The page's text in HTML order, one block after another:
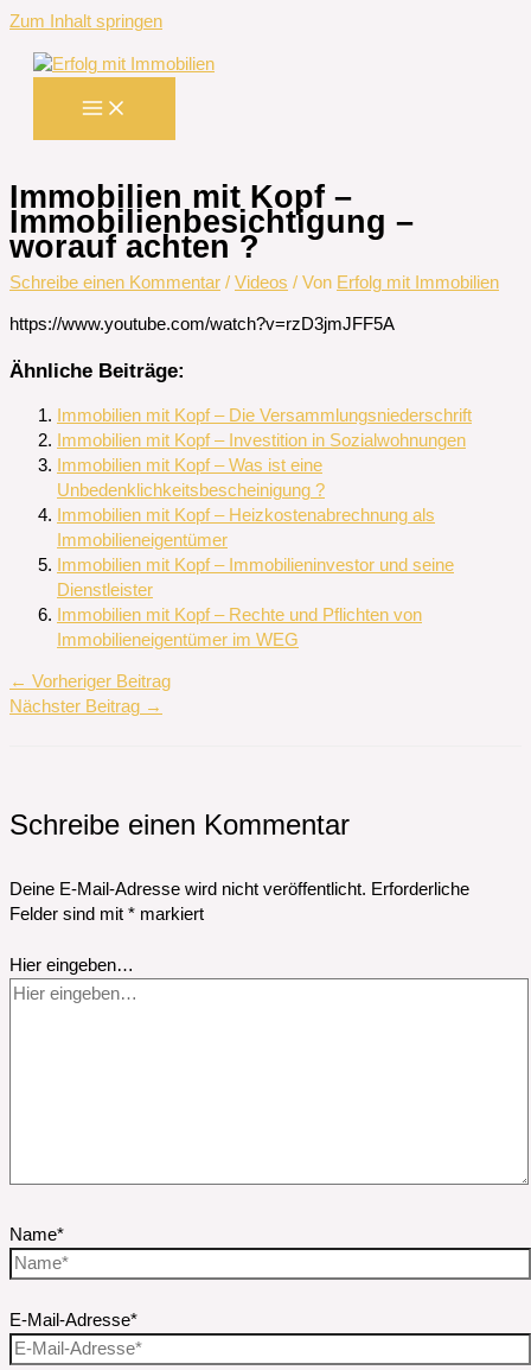
Zum Inhalt springen
Immobilien mit Kopf –
Immobilienbesichtigung –
worauf achten ?
Schreibe einen Kommentar / Videos / Von Erfolg mit Immobilien
https://www.youtube.com/watch?v=rzD3jmJFF5A
Ähnliche Beiträge:
Immobilien mit Kopf – Die Versammlungsniederschrift
Immobilien mit Kopf – Investition in Sozialwohnungen
Immobilien mit Kopf – Was ist eine
Unbedenklichkeitsbescheinigung ?
Immobilien mit Kopf – Heizkostenabrechnung als
Immobilieneigentümer
Immobilien mit Kopf – Immobilieninvestor und seine
Dienstleister
Immobilien mit Kopf – Rechte und Pflichten von
Immobilieneigentümer im WEG
← Vorheriger Beitrag
Nächster Beitrag →
Schreibe einen Kommentar
Deine E-Mail-Adresse wird nicht veröffentlicht. Erforderliche
Felder sind mit * markiert
Hier eingeben…
Name*
E-Mail-Adresse*